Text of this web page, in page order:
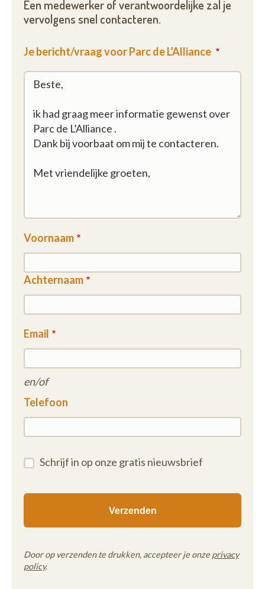
Een medewerker of verantwoordelijke zal je
vervolgens snel contacteren.
Je bericht/vraag voor Parc de L’Alliance
Voornaam
Achternaam
Email
en/of
Telefoon
Schrijf in op onze gratis nieuwsbrief
Door op verzenden te drukken, accepteer je onze privacy
policy.